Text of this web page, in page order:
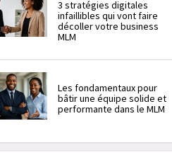
3 stratégies digitales
infaillibles qui vont faire
décoller votre business
MLM
Les fondamentaux pour
bâtir une équipe solide et
performante dans le MLM